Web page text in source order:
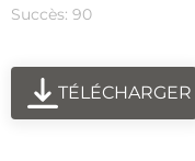
Succès: 90
TÉLÉCHARGER